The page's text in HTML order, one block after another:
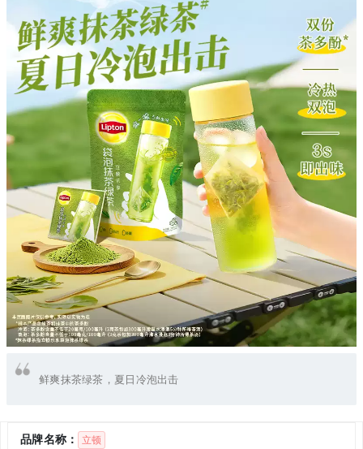
鲜爽抹茶绿茶，夏日冷泡出击
品牌名称： 立顿